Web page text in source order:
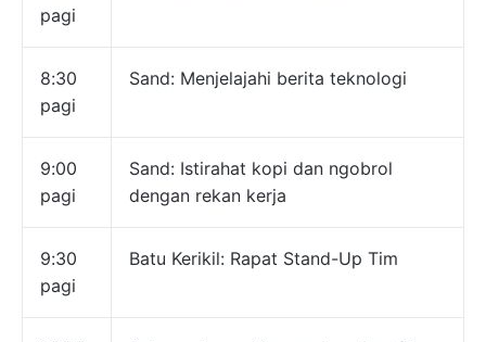
pagi
8:30
pagi
Sand: Menjelajahi berita teknologi
9:00
pagi
Sand: Istirahat kopi dan ngobrol
dengan rekan kerja
9:30
pagi
Batu Kerikil: Rapat Stand-Up Tim